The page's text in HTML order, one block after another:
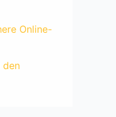
Online-
den